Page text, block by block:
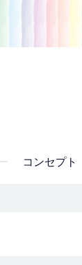
コンセプト